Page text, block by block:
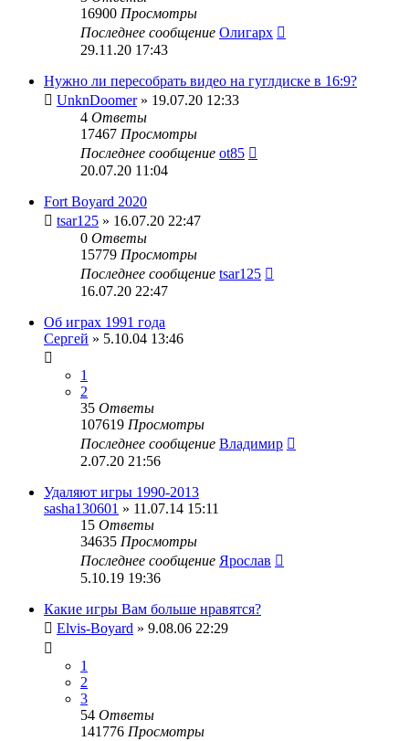
16900 Просмотры
Последнее сообщение Олигарх
29.11.20 17:43
Нужно ли пересобрать видео на гуглдиске в 16:9?
UnknDoomer» 19.07.20 12:33
4 Ответы
17467 Просмотры
Последнее сообщение ot85
20.07.20 11:04
Fort Boyard 2020
tsar125 » 16.07.20 22:47
0 Ответы
15779 Просмотры
Последнее сообщение tsar125
16.07.20 22:47
Об играх 1991 года
Сергей » 5.10.04 13:46
1
2
35 Ответы
107619 Просмотры
Последнее сообщение Владимир
2.07.20 21:56
Удаляют игры 1990-2013
sasha130601 » 11.07.14 15:11
15 Ответы
34635 Просмотры
Последнее сообщение Ярослав
5.10.19 19:36
Какие игры Вам больше нравятся?
Elvis-Boyard » 9.08.06 22:29
1
2
3
54 Ответы
141776 Просмотры